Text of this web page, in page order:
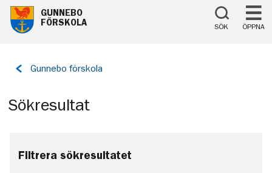
Till innehåll på sidan
GUNNEBO
FÖRSKOLA
SÖK ÖPPNA
Tillbaka
Gunnebo förskola
Sökresultat
Filtrera sökresultatet